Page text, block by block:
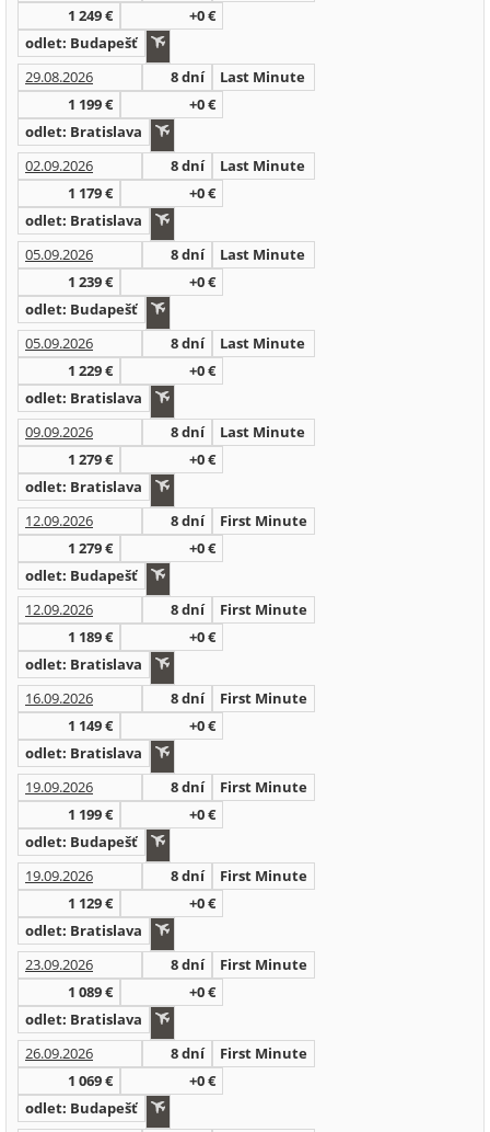
1 249 €
+0 €
odlet: Budapešť
29.08.2026
8 dní
Last Minute
1 199 €
+0 €
odlet: Bratislava
02.09.2026
8 dní
Last Minute
1 179 €
+0 €
odlet: Bratislava
05.09.2026
8 dní
Last Minute
1 239 €
+0 €
odlet: Budapešť
05.09.2026
8 dní
Last Minute
1 229 €
+0 €
odlet: Bratislava
09.09.2026
8 dní
Last Minute
1 279 €
+0 €
odlet: Bratislava
12.09.2026
8 dní
First Minute
1 279 €
+0 €
odlet: Budapešť
12.09.2026
8 dní
First Minute
1 189 €
+0 €
odlet: Bratislava
16.09.2026
8 dní
First Minute
1 149 €
+0 €
odlet: Bratislava
19.09.2026
8 dní
First Minute
1 199 €
+0 €
odlet: Budapešť
19.09.2026
8 dní
First Minute
1 129 €
+0 €
odlet: Bratislava
23.09.2026
8 dní
First Minute
1 089 €
+0 €
odlet: Bratislava
26.09.2026
8 dní
First Minute
1 069 €
+0 €
odlet: Budapešť